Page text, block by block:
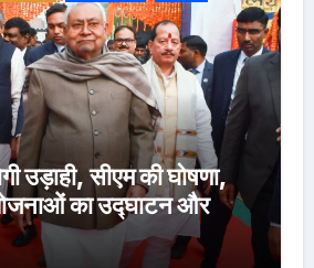
उड़ाही, सीएम की घोषणा,
का उद्घाटन और